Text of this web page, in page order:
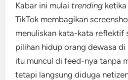
Kabar ini mulai trending
TikTok membagikan
menuliskan kata-kata reflektif
pilihan hidup orang dewasa
itu muncul di feed-nya tanpa
tetapi langsung diduga